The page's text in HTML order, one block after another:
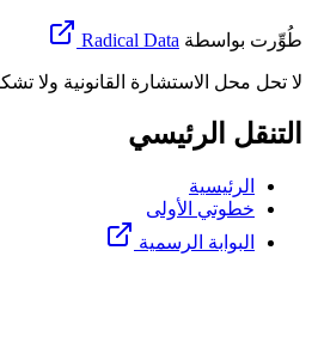
طُوِّرت بواسطة Radical Data
لا تحل محل الاستشارة القانونية ولا
التنقل الرئيسي
الرئيسية
خطوتي الأولى
البوابة الرسمية